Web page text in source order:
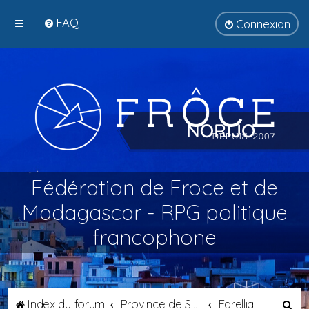
FAQ Connexion
Fédération de Froce et de
Madagascar - RPG politique
francophone
Index du forum Farellia